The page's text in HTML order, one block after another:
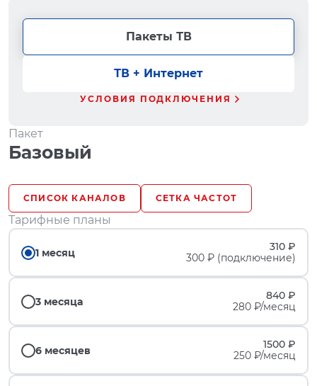
Пакеты ТВ
ТВ + Интернет
УСЛОВИЯ ПОДКЛЮЧЕНИЯ
Пакет
Базовый
СПИСОК КАНАЛОВ СЕТКА ЧАСТОТ
Тарифные планы
1 месяц
310 ₽
300 ₽ (подключение)
3 месяца
840 ₽
280 ₽/месяц
6 месяцев
1500 ₽
250 ₽/месяц